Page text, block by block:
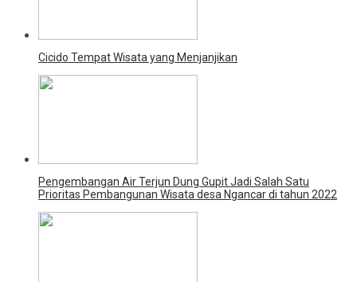
Cicido Tempat Wisata yang Menjanjikan
Pengembangan Air Terjun Dung Gupit Jadi Salah Satu
Prioritas Pembangunan Wisata desa Ngancar di tahun 2022